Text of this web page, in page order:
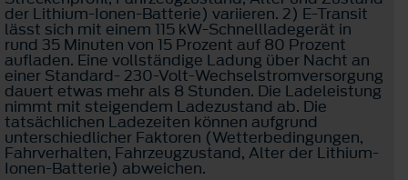
der Lithium-Ionen-Batterie) variieren. 2) E-Transit
lässt sich mit einem 115 kW-Schnellladegerät in
rund 35 Minuten von 15 Prozent auf 80 Prozent
aufladen. Eine vollständige Ladung über Nacht an
einer Standard- 230-Volt-Wechselstromversorgung
dauert etwas mehr als 8 Stunden. Die Ladeleistung
nimmt mit steigendem Ladezustand ab. Die
tatsächlichen Ladezeiten können aufgrund
unterschiedlicher Faktoren (Wetterbedingungen,
Fahrverhalten, Fahrzeugzustand, Alter der Lithium-
Ionen-Batterie) abweichen.